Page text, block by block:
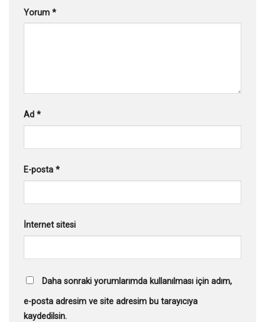
Yorum *
Ad *
E-posta *
İnternet sitesi
Daha sonraki yorumlarımda kullanılması için adım,
e-posta adresim ve site adresim bu tarayıcıya
kaydedilsin.